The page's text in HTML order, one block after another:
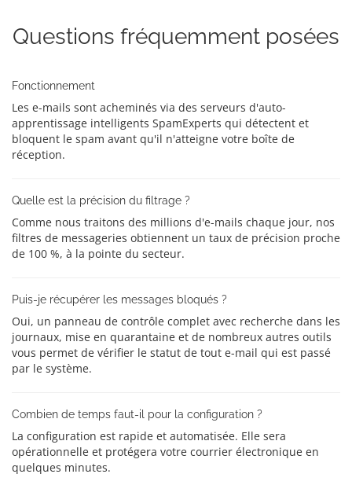
Questions fréquemment posées
Fonctionnement
Les e-mails sont acheminés via des serveurs d'auto-
apprentissage intelligents SpamExperts qui détectent et
bloquent le spam avant qu'il n'atteigne votre boîte de
réception.
Quelle est la précision du filtrage ?
Comme nous traitons des millions d'e-mails chaque jour, nos
filtres de messageries obtiennent un taux de précision proche
de 100 %, à la pointe du secteur.
Puis-je récupérer les messages bloqués ?
Oui, un panneau de contrôle complet avec recherche dans les
journaux, mise en quarantaine et de nombreux autres outils
vous permet de vérifier le statut de tout e-mail qui est passé
par le système.
Combien de temps faut-il pour la configuration ?
La configuration est rapide et automatisée. Elle sera
opérationnelle et protégera votre courrier électronique en
quelques minutes.